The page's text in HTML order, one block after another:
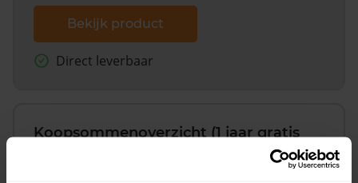
Bekijk product
Direct leverbaar
Koopsommenoverzicht (1 jaar gratis